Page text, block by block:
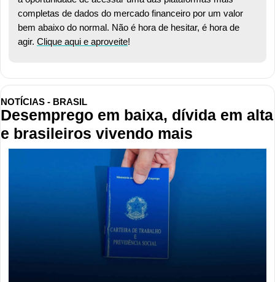
completas de dados do mercado financeiro por um valor
bem abaixo do normal. Não é hora de hesitar, é hora de
agir. Clique aqui e aproveite!
NOTÍCIAS - BRASIL
Desemprego em baixa, dívida em alta
e brasileiros vivendo mais